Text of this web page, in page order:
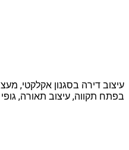
עיצוב דירה בסגנון אקלקטי,
בפתח תקווה, עיצוב תאורה,